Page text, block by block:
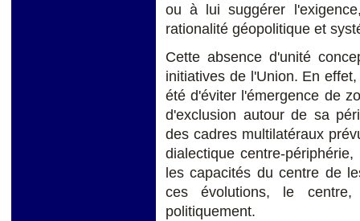
ou à lui suggérer
rationalité géopolitique et
Cette absence d'unité
initiatives de l'Union. En
été d'éviter l'émergence de
d'exclusion autour de sa
des cadres multilatéraux
dialectique centre-
les capacités du centre de
ces évolutions, le
politiquement.